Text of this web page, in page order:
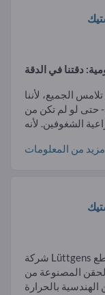
دقتنا في الدقة
الجميع، لأننا
- حتى لو لم تكن من
مزيد من المعلومات
شركة Lüttgens هي شركة مصنِّعة للقطع
المصنوعة من